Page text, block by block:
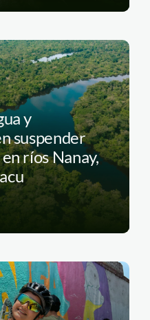
y
suspender
ríos Nanay,